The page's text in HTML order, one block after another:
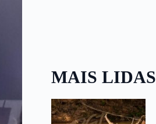
MAIS LIDAS